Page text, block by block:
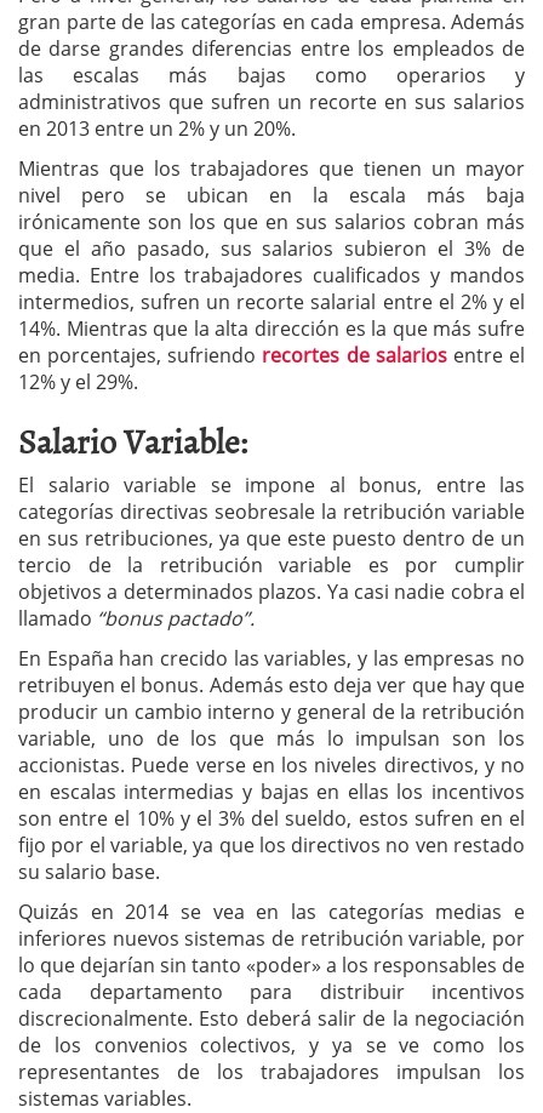
gran parte de las categorías en cada empresa. Además
de darse grandes diferencias entre los empleados de
las escalas más bajas como operarios y
administrativos que sufren un recorte en sus salarios
en 2013 entre un 2% y un 20%.
Mientras que los trabajadores que tienen un mayor
nivel pero se ubican en la escala más baja
irónicamente son los que en sus salarios cobran más
que el año pasado, sus salarios subieron el 3% de
media. Entre los trabajadores cualificados y mandos
intermedios, sufren un recorte salarial entre el 2% y el
14%. Mientras que la alta dirección es la que más sufre
en porcentajes, sufriendo recortes de salariosentre el
12% y el 29%.
Salario Variable:
El salario variable se impone al bonus, entre las
categorías directivas seobresale la retribución variable
en sus retribuciones, ya que este puesto dentro de un
tercio de la retribución variable es por cumplir
objetivos a determinados plazos. Ya casi nadie cobra el
llamado “bonus pactado”.
En España han crecido las variables, y las empresas no
retribuyen el bonus. Además esto deja ver que hay que
producir un cambio interno y general de la retribución
variable, uno de los que más lo impulsan son los
accionistas. Puede verse en los niveles directivos, y no
en escalas intermedias y bajas en ellas los incentivos
son entre el 10% y el 3% del sueldo, estos sufren en el
fijo por el variable, ya que los directivos no ven restado
su salario base.
Quizás en 2014 se vea en las categorías medias e
inferiores nuevos sistemas de retribución variable, por
lo que dejarían sin tanto «poder» a los responsables de
cada departamento para distribuir incentivos
discrecionalmente. Esto deberá salir de la negociación
de los convenios colectivos, y ya se ve como los
representantes de los trabajadores impulsan los
sistemas variables.